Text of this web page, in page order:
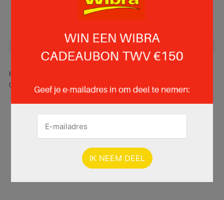
Hier is pagina 12 van 19 pagina's van de Wibra folder, geldig van
06.06.2025 tot 19.06.2025.